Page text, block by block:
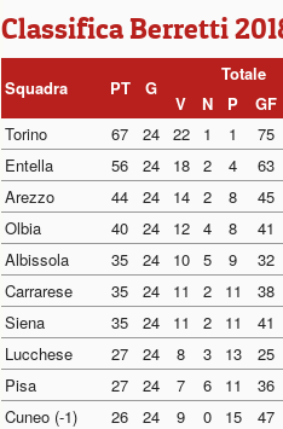
Classifica Berretti
Squadra PT G
Totale
V
N P GF
Torino
67 24 22 1 1 75
Entella
56 24 18 2 4 63
Arezzo
44 24 14 2 8 45
Olbia
40 24 12 4 8 41
Albissola
35 24 10 5 9 32
Carrarese
35 24 11 2 11 38
Siena
35 24 11 2 11 41
Lucchese
27 24 8 3 13 25
Pisa
27 24 7 6 11 36
Cuneo (-1)
26 24 9 0 15 47